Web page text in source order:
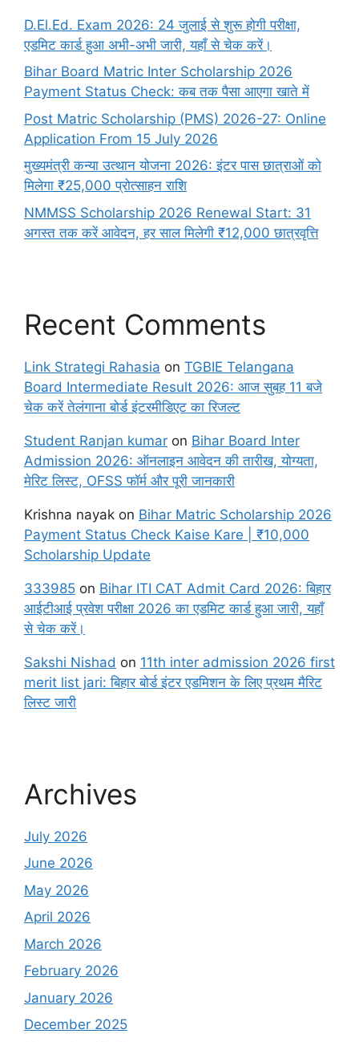
D.El.Ed. Exam 2026: 24 जुलाई से शुरू होगी परीक्षा,
एडमिट कार्ड हुआ अभी-अभी जारी, यहाँ से चेक करें।
Bihar Board Matric Inter Scholarship 2026
Payment Status Check: कब तक पैसा आएगा खाते में
Post Matric Scholarship (PMS) 2026-27: Online
Application From 15 July 2026
मुख्यमंत्री कन्या उत्थान योजना 2026: इंटर पास छात्राओं को
मिलेगा ₹25,000 प्रोत्साहन राशि
NMMSS Scholarship 2026 Renewal Start: 31
अगस्त तक करें आवेदन, हर साल मिलेगी ₹12,000 छात्रवृत्ति
Recent Comments
Link Strategi Rahasia on TGBIE Telangana
Board Intermediate Result 2026: आज सुबह 11 बजे
चेक करें तेलंगाना बोर्ड इंटरमीडिएट का रिजल्ट
Student Ranjan kumar on Bihar Board Inter
Admission 2026: ऑनलाइन आवेदन की तारीख, योग्यता,
मेरिट लिस्ट, OFSS फॉर्म और पूरी जानकारी
Krishna nayak on Bihar Matric Scholarship 2026
Payment Status Check Kaise Kare | ₹10,000
Scholarship Update
333985 on Bihar ITI CAT Admit Card 2026: बिहार
आईटीआई प्रवेश परीक्षा 2026 का एडमिट कार्ड हुआ जारी, यहाँ
से चेक करें।
Sakshi Nishad on 11th inter admission 2026 first
merit list jari: बिहार बोर्ड इंटर एडमिशन के लिए प्रथम मैरिट
लिस्ट जारी
Archives
July 2026
June 2026
May 2026
April 2026
March 2026
February 2026
January 2026
December 2025